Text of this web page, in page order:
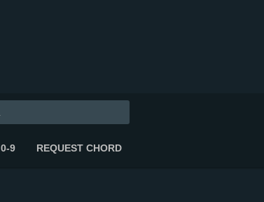
0-9 REQUEST CHORD